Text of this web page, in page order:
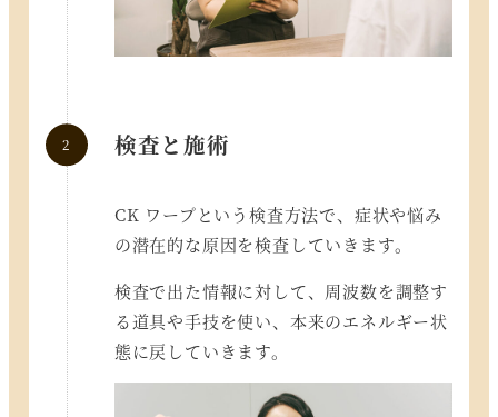
検査と施術
CK ワープという検査方法で、症状や悩み
の潜在的な原因を検査していきます。
検査で出た情報に対して、周波数を調整す
る道具や手技を使い、本来のエネルギー状
態に戻していきます。